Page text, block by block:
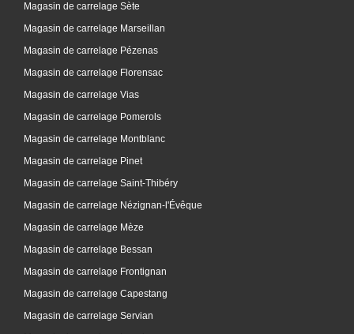
Magasin de carrelage Sète
Magasin de carrelage Marseillan
Magasin de carrelage Pézenas
Magasin de carrelage Florensac
Magasin de carrelage Vias
Magasin de carrelage Pomerols
Magasin de carrelage Montblanc
Magasin de carrelage Pinet
Magasin de carrelage Saint-Thibéry
Magasin de carrelage Nézignan-l'Évêque
Magasin de carrelage Mèze
Magasin de carrelage Bessan
Magasin de carrelage Frontignan
Magasin de carrelage Capestang
Magasin de carrelage Servian